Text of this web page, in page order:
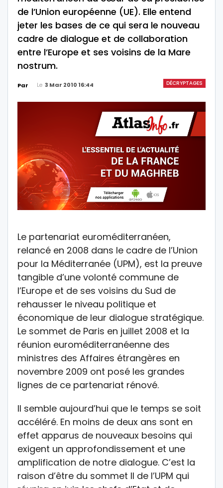
de l’Union européenne (UE). Elle entend
jeter les bases de ce qui sera le nouveau
cadre de dialogue et de collaboration
entre l’Europe et ses voisins de la Mare
nostrum.
DÉCRYPTAGES
Par Le 3 Mar 2010 16:44
Le partenariat euroméditerranéen,
relancé en 2008 dans le cadre de l’Union
pour la Méditerranée (UPM), est la preuve
tangible d’une volonté commune de
l’Europe et de ses voisins du Sud de
rehausser le niveau politique et
économique de leur dialogue stratégique.
Le sommet de Paris en juillet 2008 et la
réunion euroméditerranéenne des
ministres des Affaires étrangères en
novembre 2009 ont posé les grandes
lignes de ce partenariat rénové.
Il semble aujourd’hui que le temps se soit
accéléré. En moins de deux ans sont en
effet apparus de nouveaux besoins qui
exigent un approfondissement et une
amplification de notre dialogue. C’est la
raison d’être du sommet II de l’UPM qui